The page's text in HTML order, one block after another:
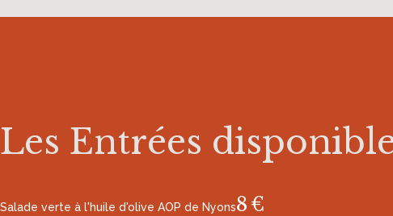
Les Entrées
Salade verte à l'huile d'olive AOP de Nyons8€